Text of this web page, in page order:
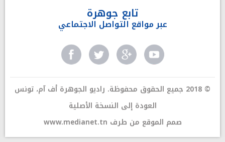
تابع جوهرة
عبر مواقع التواصل الاجتماعي
© 2018 جميع الحقوق محفوظة. راديو الجوهرة أف آم، تونس
العودة إلى النسخة الأصلية
www.medianet.tn صمم الموقع من طرف